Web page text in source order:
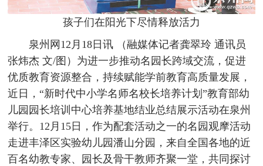
孩子们在阳光下尽情释放活力
泉州网12月18日讯 （融媒体记者龚翠玲 通讯员
张炜杰 文/图）为进一步推动名园长跨域交流，促进
优质教育资源整合，持续赋能学前教育高质量发展，
近日，“新时代中小学名师名校长培养计划”教育部幼
儿园园长培训中心培养基地结业总结展示活动在泉州
举行。12月15日，作为配套活动之一的名园观摩活动
走进丰泽区实验幼儿园潘山分园，来自全国各地的近
百名幼教专家、园长及骨干教师齐聚一堂，共同探讨